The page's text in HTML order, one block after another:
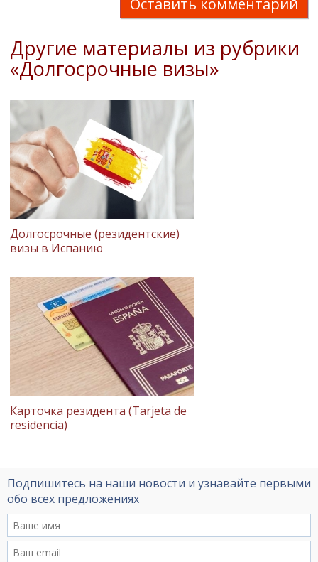
Оставить комментарий
Другие материалы из рубрики
«Долгосрочные визы»
Долгосрочные (резидентские)
визы в Испанию
Карточка резидента (Tarjeta de
residencia)
Подпишитесь на наши новости и узнавайте первыми
обо всех предложениях